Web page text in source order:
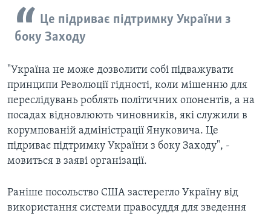
Це підриває підтримку України з
боку Заходу
"Україна не може дозволити собі підважувати
принципи Революції гідності, коли мішенню для
переслідувань роблять політичних опонентів, а на
посадах відновлюють чиновників, які служили в
корумпованій адміністрації Януковича. Це
підриває підтримку України з боку Заходу", -
мовиться в заяві організації.
Раніше посольство США застерегло Україну від
використання системи правосуддя для зведення